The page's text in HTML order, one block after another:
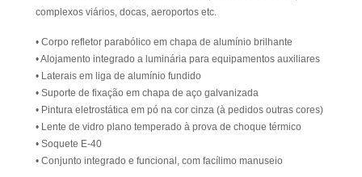
complexos viários, docas, aeroportos etc.
• Corpo refletor parabólico em chapa de alumínio brilhante
• Alojamento integrado a luminária para equipamentos auxiliares
• Laterais em liga de alumínio fundido
• Suporte de fixação em chapa de aço galvanizada
• Pintura eletrostática em pó na cor cinza (à pedidos outras cores)
• Lente de vidro plano temperado à prova de choque térmico
• Soquete E-40
• Conjunto integrado e funcional, com facílimo manuseio